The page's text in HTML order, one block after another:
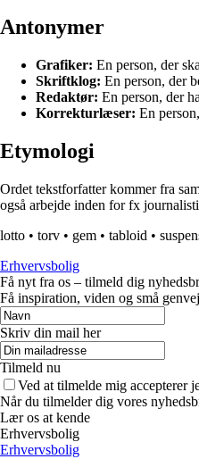
Antonymer
Grafiker: En person, der
Skriftklog: En person, der
Redaktør: En person, der
Korrekturlæser: En
Etymologi
Ordet tekstforfatter kommer fra
også arbejde inden for fx
lotto • torv • gem • tabloid •
Erhvervsbolig
Få nyt fra os – tilmeld dig
Få inspiration, viden og små
Skriv din mail her
Tilmeld nu
Ved at tilmelde mig accepterer
Når du tilmelder dig vores
Lær os at kende
Erhvervsbolig
Erhvervsbolig